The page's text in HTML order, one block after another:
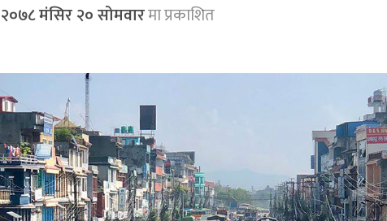
२०७८ मंसिर २० सोमवारमा प्रकाशित